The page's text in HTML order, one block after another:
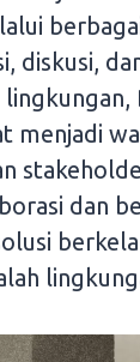
diskusi,
menjadi
dan